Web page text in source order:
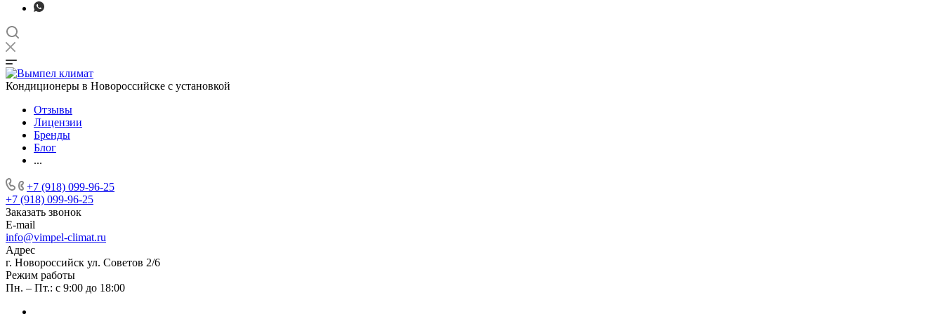
Кондиционеры в Новороссийске с установкой
Отзывы
Лицензии
Бренды
Блог
...
+7 (918) 099-96-25
+7 (918) 099-96-25
Заказать звонок
E-mail
info@vimpel-climat.ru
Адрес
г. Новороссийск ул. Советов 2/6
Режим работы
Пн. – Пт.: с 9:00 до 18:00